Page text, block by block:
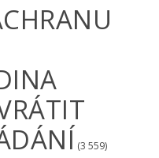
(3 559)